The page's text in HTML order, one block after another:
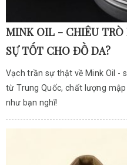
MINK OIL - CHIÊU TRÒ
SỰ TỐT CHO ĐỒ DA?
Vạch trần sự thật về Mink Oil -
từ Trung Quốc, chất lượng
như bạn nghĩ!